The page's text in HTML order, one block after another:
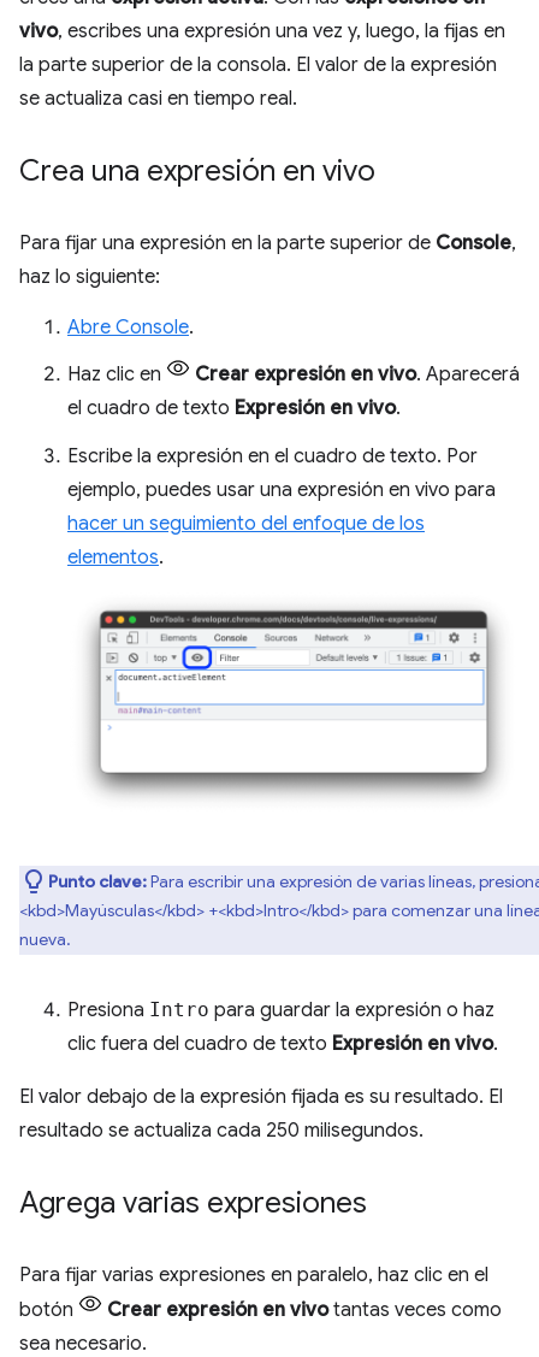
vivo, escribes una expresión una vez y, luego, la fijas en
la parte superior de la consola. El valor de la expresión
se actualiza casi en tiempo real.
Crea una expresión en vivo
Para fijar una expresión en la parte superior de Console,
haz lo siguiente:
Abre Console.
Haz clic en
Crear expresión en vivo. Aparecerá
el cuadro de texto Expresión en vivo.
Escribe la expresión en el cuadro de texto. Por
ejemplo, puedes usar una expresión en vivo para
hacer un seguimiento del enfoque de los
elementos.
Punto clave:Para escribir una expresión de varias líneas,
<kbd>Mayúsculas</kbd> +<kbd>Intro</kbd> para comenzar una
nueva.
Presiona Intro para guardar la expresión o haz
clic fuera del cuadro de texto Expresión en vivo.
El valor debajo de la expresión fijada es su resultado. El
resultado se actualiza cada 250 milisegundos.
Agrega varias expresiones
Para fijar varias expresiones en paralelo, haz clic en el
botón
Crear expresión en vivotantas veces como
sea necesario.